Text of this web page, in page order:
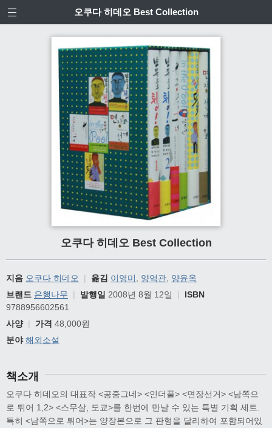
오쿠다 히데오 Best Collection
오쿠다 히데오 Best Collection
지음 오쿠다 히데오 | 옮김 이영미 양억관 양윤옥
브랜드 은행나무 | 발행일 2008년 8월 12일 |
ISBN
9788956602561
사양 | 가격 48,000원
분야 해외소설
책소개
오쿠다 히데오의 대표작 <공중그네> <인더풀> <면장선거> <남쪽으
로 튀어 1,2> <스무살, 도쿄>를 한번에 만날 수 있는 특별 기획 세트.
특히 <남쪽으로 튀어>는 양장본으로 그 판형을 달리하여 포함되어있